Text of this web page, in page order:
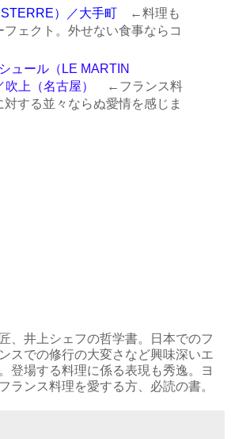
）／大手町←料理も
ェクト。外せない食事ならコ
ュール（LE MARTIN
上（名古屋）
←フランス料
する並々ならぬ愛情を感じま
、井上シェフの哲学書。日本でのフ
スでの修行の大変さなど興味深いエ
登場する料理に係る表現も秀逸。ヨ
ランス料理を愛する方、必読の書。